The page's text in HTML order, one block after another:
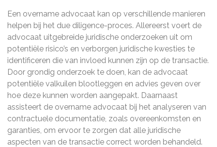
Een overname advocaat kan op verschillende manieren
helpen bij het due diligence-proces. Allereerst voert de
advocaat uitgebreide juridische onderzoeken uit om
potentiële risico’s en verborgen juridische kwesties te
identificeren die van invloed kunnen zijn op de transactie.
Door grondig onderzoek te doen, kan de advocaat
potentiële valkuilen blootleggen en advies geven over
hoe deze kunnen worden aangepakt. Daarnaast
assisteert de overname advocaat bij het analyseren van
contractuele documentatie, zoals overeenkomsten en
garanties, om ervoor te zorgen dat alle juridische
aspecten van de transactie correct worden behandeld.